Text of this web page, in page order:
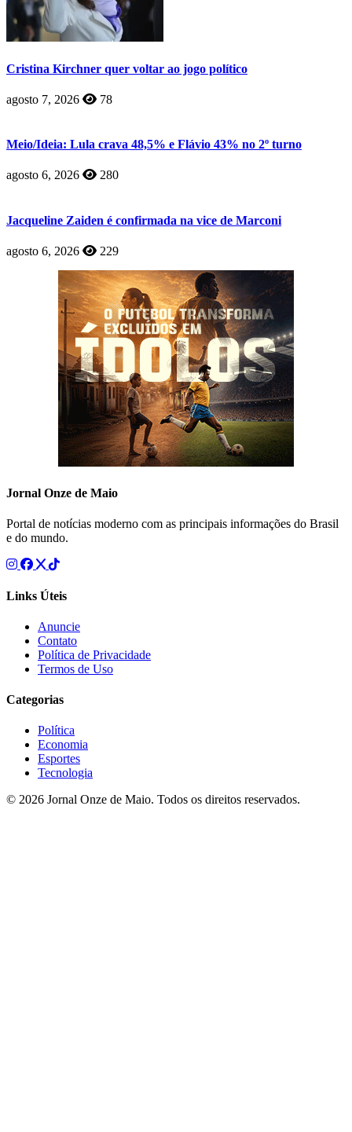
Cristina Kirchner quer voltar ao jogo político
agosto 7, 2026 78
Meio/Ideia: Lula crava 48,5% e Flávio 43% no 2º turno
agosto 6, 2026 280
Jacqueline Zaiden é confirmada na vice de Marconi
agosto 6, 2026 229
Jornal Onze de Maio
Portal de notícias moderno com as principais informações do Brasil
e do mundo.
Links Úteis
Anuncie
Contato
Política de Privacidade
Termos de Uso
Categorias
Política
Economia
Esportes
Tecnologia
© 2026 Jornal Onze de Maio. Todos os direitos reservados.